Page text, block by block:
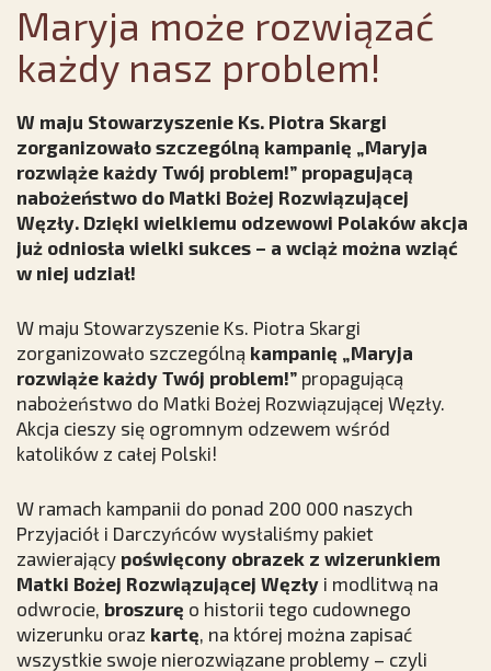
Maryja może rozwiązać
każdy nasz problem!
W maju Stowarzyszenie Ks. Piotra Skargi
zorganizowało szczególną kampanię „Maryja
rozwiąże każdy Twój problem!” propagującą
nabożeństwo do Matki Bożej Rozwiązującej
Węzły. Dzięki wielkiemu odzewowi Polaków akcja
już odniosła wielki sukces – a wciąż można wziąć
w niej udział!
W maju Stowarzyszenie Ks. Piotra Skargi
zorganizowało szczególną kampanię „Maryja
rozwiąże każdy Twój problem!” propagującą
nabożeństwo do Matki Bożej Rozwiązującej Węzły.
Akcja cieszy się ogromnym odzewem wśród
katolików z całej Polski!
W ramach kampanii do ponad 200 000 naszych
Przyjaciół i Darczyńców wysłaliśmy pakiet
zawierający poświęcony obrazek z wizerunkiem
Matki Bożej Rozwiązującej Węzły i modlitwą na
odwrocie, broszurę o historii tego cudownego
wizerunku oraz kartę , na której można zapisać
wszystkie swoje nierozwiązane problemy – czyli